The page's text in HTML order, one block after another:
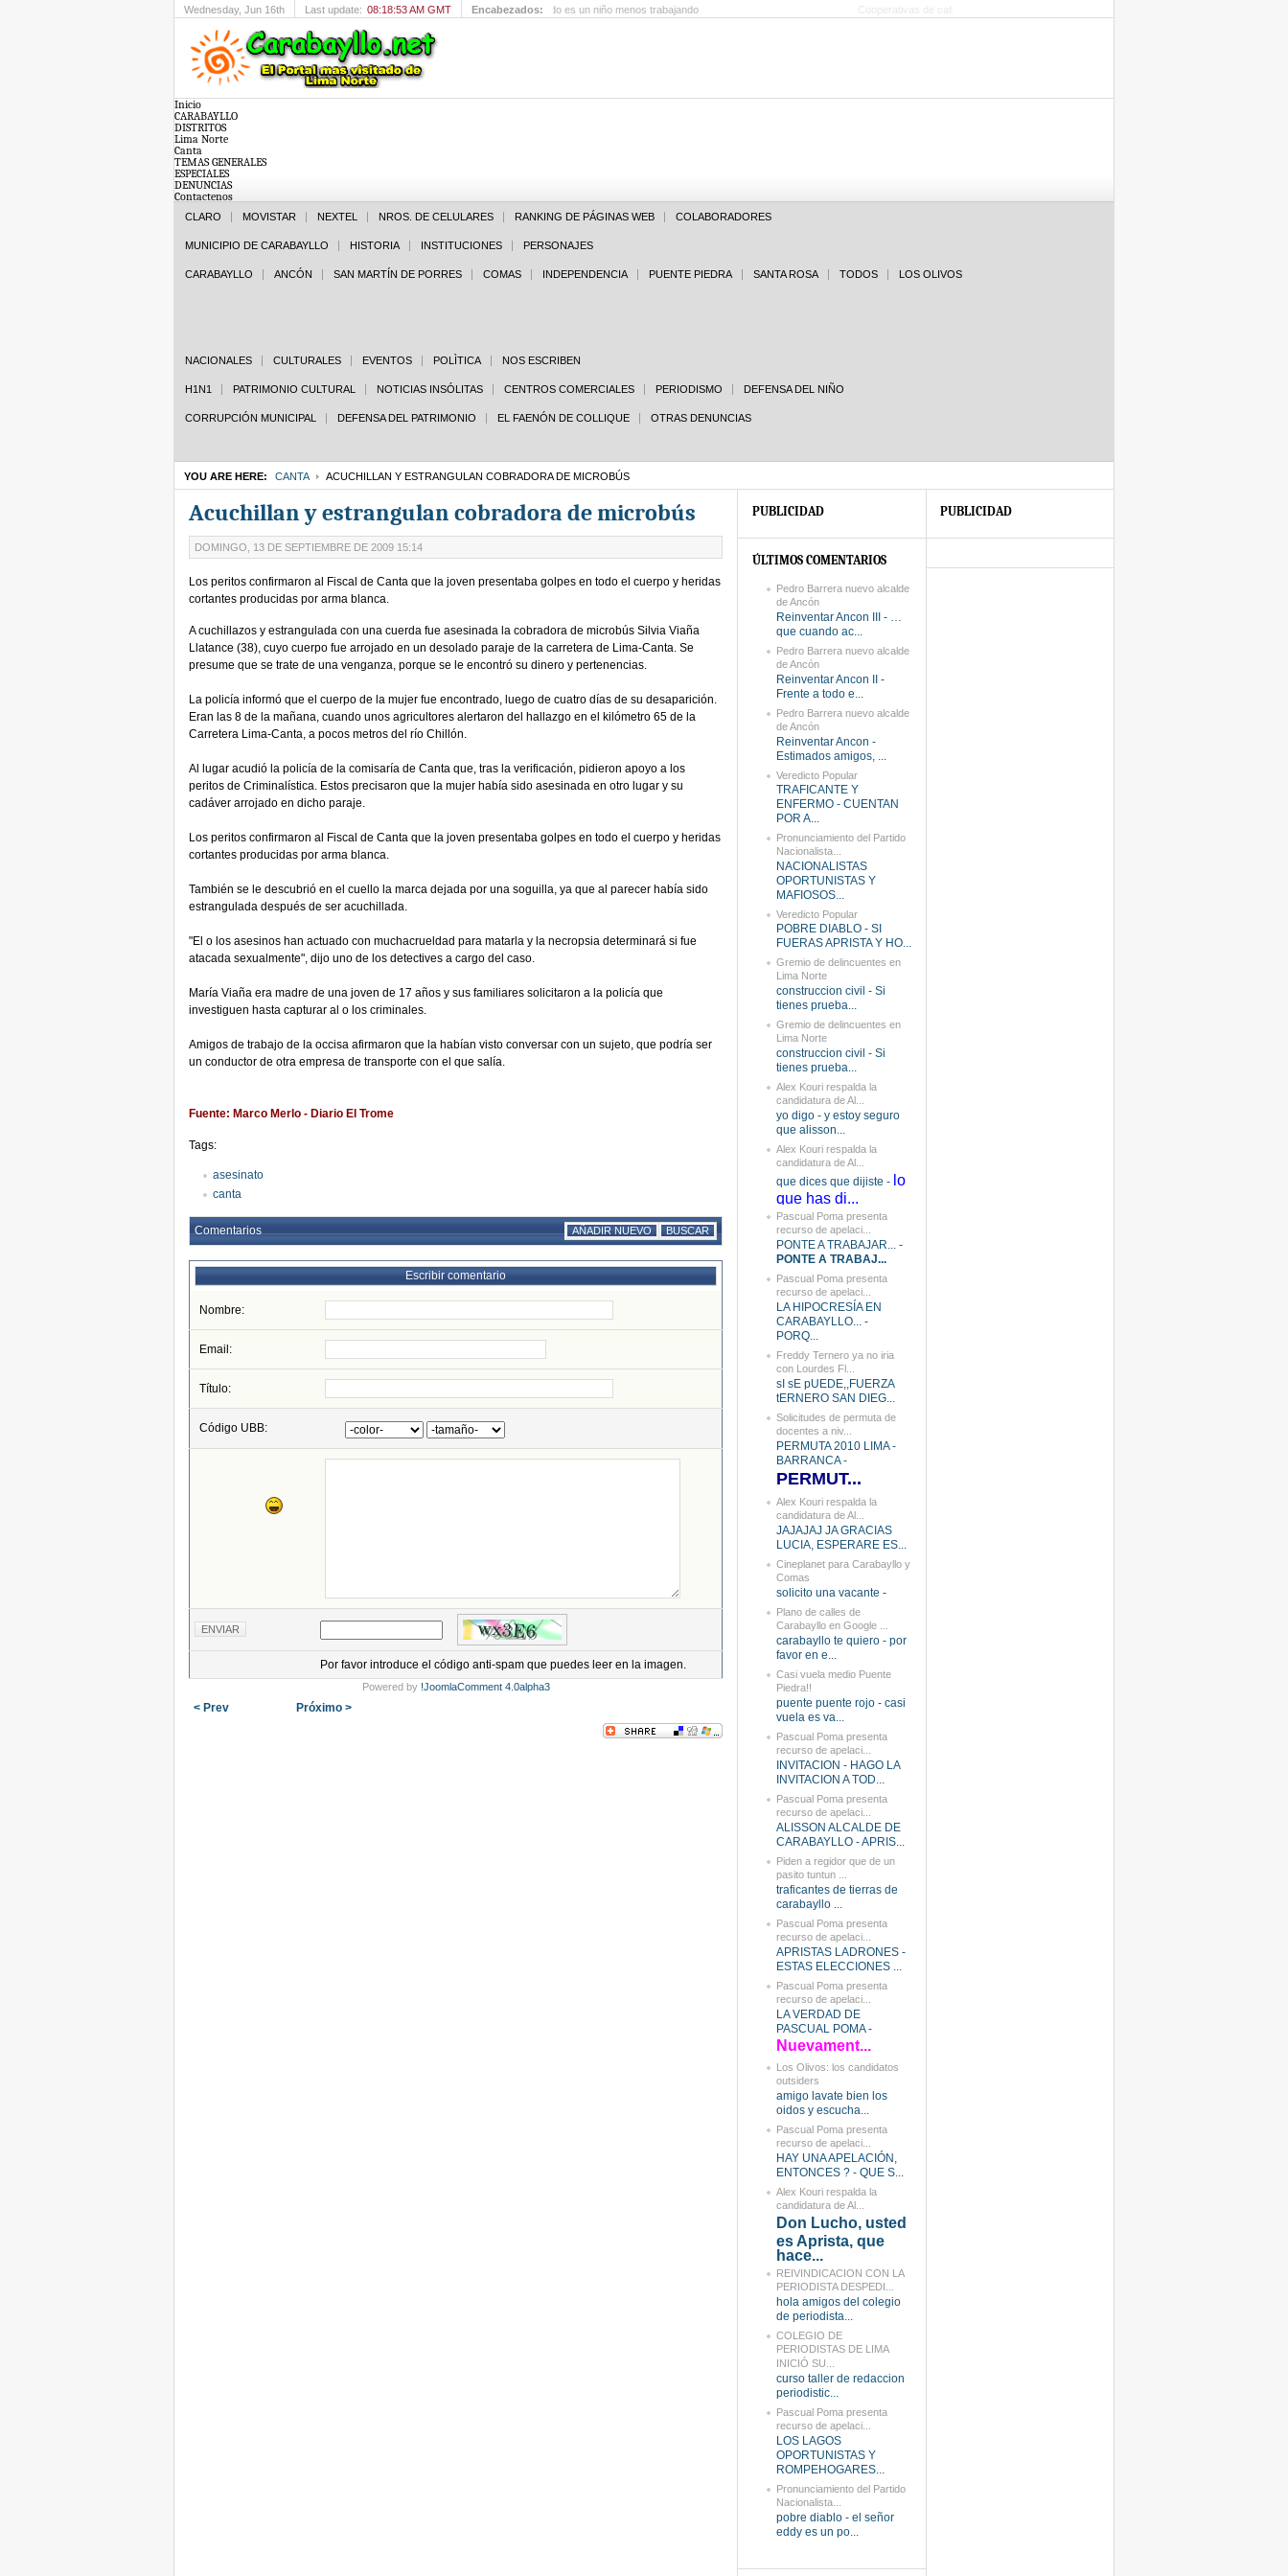
Wednesday, Jun 16th Last update: 08:18:53 AM GMT Encabezados: Feria: Un niño jugando es un niño menos trabajando
Inicio
CARABAYLLO
DISTRITOS
Lima Norte
Canta
TEMAS GENERALES
ESPECIALES
DENUNCIAS
Contactenos
CLARO MOVISTAR NEXTEL NROS. DE CELULARES RANKING DE PÁGINAS WEB COLABORADORES
MUNICIPIO DE CARABAYLLO HISTORIA INSTITUCIONES PERSONAJES
CARABAYLLO ANCÓN SAN MARTÍN DE PORRES COMAS INDEPENDENCIA PUENTE PIEDRA SANTA ROSA TODOS LOS OLIVOS
NACIONALES CULTURALES EVENTOS POLÌTICA NOS ESCRIBEN
H1N1 PATRIMONIO CULTURAL NOTICIAS INSÓLITAS CENTROS COMERCIALES PERIODISMO DEFENSA DEL NIÑO
CORRUPCIÓN MUNICIPAL DEFENSA DEL PATRIMONIO EL FAENÓN DE COLLIQUE OTRAS DENUNCIAS
YOU ARE HERE: CANTA ACUCHILLAN Y ESTRANGULAN COBRADORA DE MICROBÚS
Acuchillan y estrangulan cobradora de microbús
DOMINGO, 13 DE SEPTIEMBRE DE 2009 15:14
Los peritos confirmaron al Fiscal de Canta que la joven presentaba golpes en todo el cuerpo y heridas
cortantes producidas por arma blanca.
A cuchillazos y estrangulada con una cuerda fue asesinada la cobradora de microbús Silvia Viaña
Llatance (38), cuyo cuerpo fue arrojado en un desolado paraje de la carretera de Lima-Canta. Se
presume que se trate de una venganza, porque se le encontró su dinero y pertenencias.
La policía informó que el cuerpo de la mujer fue encontrado, luego de cuatro días de su desaparición.
Eran las 8 de la mañana, cuando unos agricultores alertaron del hallazgo en el kilómetro 65 de la
Carretera Lima-Canta, a pocos metros del río Chillón.
Al lugar acudió la policía de la comisaría de Canta que, tras la verificación, pidieron apoyo a los
peritos de Criminalística. Estos precisaron que la mujer había sido asesinada en otro lugar y su
cadáver arrojado en dicho paraje.
Los peritos confirmaron al Fiscal de Canta que la joven presentaba golpes en todo el cuerpo y heridas
cortantes producidas por arma blanca.
También se le descubrió en el cuello la marca dejada por una soguilla, ya que al parecer había sido
estrangulada después de ser acuchillada.
"El o los asesinos han actuado con muchacrueldad para matarla y la necropsia determinará si fue
atacada sexualmente", dijo uno de los detectives a cargo del caso.
María Viaña era madre de una joven de 17 años y sus familiares solicitaron a la policía que
investiguen hasta capturar al o los criminales.
Amigos de trabajo de la occisa afirmaron que la habían visto conversar con un sujeto, que podría ser
un conductor de otra empresa de transporte con el que salía.
Fuente: Marco Merlo - Diario El Trome
Tags:
asesinato
canta
Comentarios AÑADIR NUEVO BUSCAR
Escribir comentario
Nombre:
Email:
Título:
Código UBB:
Por favor introduce el código anti-spam que puedes leer en la imagen.
Powered by !JoomlaComment 4.0alpha3
< Prev Próximo >
PUBLICIDAD
ÚLTIMOS COMENTARIOS
Pedro Barrera nuevo alcalde
de Ancón
Reinventar Ancon III - …
que cuando ac...
Pedro Barrera nuevo alcalde
de Ancón
Reinventar Ancon II -
Frente a todo e...
Pedro Barrera nuevo alcalde
de Ancón
Reinventar Ancon -
Estimados amigos, ...
Veredicto Popular
TRAFICANTE Y
ENFERMO - CUENTAN
POR A...
Pronunciamiento del Partido
Nacionalista...
NACIONALISTAS
OPORTUNISTAS Y
MAFIOSOS...
Veredicto Popular
POBRE DIABLO - SI
FUERAS APRISTA Y HO...
Gremio de delincuentes en
Lima Norte
construccion civil - Si
tienes prueba...
Gremio de delincuentes en
Lima Norte
construccion civil - Si
tienes prueba...
Alex Kouri respalda la
candidatura de Al...
yo digo - y estoy seguro
que alisson...
Alex Kouri respalda la
candidatura de Al...
que dices que dijiste - lo
que has di...
Pascual Poma presenta
recurso de apelaci...
PONTE A TRABAJAR... -
PONTE A TRABAJ...
Pascual Poma presenta
recurso de apelaci...
LA HIPOCRESÍA EN
CARABAYLLO... -
PORQ...
Freddy Ternero ya no iria
con Lourdes Fl...
sI sE pUEDE,,FUERZA
tERNERO SAN DIEG...
Solicitudes de permuta de
docentes a niv...
PERMUTA 2010 LIMA -
BARRANCA -
PERMUT...
Alex Kouri respalda la
candidatura de Al...
JAJAJAJ JA GRACIAS
LUCIA, ESPERARE ES...
Cineplanet para Carabayllo y
Comas
solicito una vacante -
Plano de calles de
Carabayllo en Google ...
carabayllo te quiero - por
favor en e...
Casi vuela medio Puente
Piedra!!
puente puente rojo - casi
vuela es va...
Pascual Poma presenta
recurso de apelaci...
INVITACION - HAGO LA
INVITACION A TOD...
Pascual Poma presenta
recurso de apelaci...
ALISSON ALCALDE DE
CARABAYLLO - APRIS...
Piden a regidor que de un
pasito tuntun ...
traficantes de tierras de
carabayllo ...
Pascual Poma presenta
recurso de apelaci...
APRISTAS LADRONES -
ESTAS ELECCIONES ...
Pascual Poma presenta
recurso de apelaci...
LA VERDAD DE
PASCUAL POMA -
Nuevament...
Los Olivos: los candidatos
outsiders
amigo lavate bien los
oidos y escucha...
Pascual Poma presenta
recurso de apelaci...
HAY UNA APELACIÓN,
ENTONCES ? - QUE S...
Alex Kouri respalda la
candidatura de Al...
Don Lucho, usted
es Aprista, que
hace...
REIVINDICACION CON LA
PERIODISTA DESPEDI...
hola amigos del colegio
de periodista...
COLEGIO DE
PERIODISTAS DE LIMA
INICIÓ SU...
curso taller de redaccion
periodistic...
Pascual Poma presenta
recurso de apelaci...
LOS LAGOS
OPORTUNISTAS Y
ROMPEHOGARES...
Pronunciamiento del Partido
Nacionalista...
pobre diablo - el señor
eddy es un po...
PUBLICIDAD